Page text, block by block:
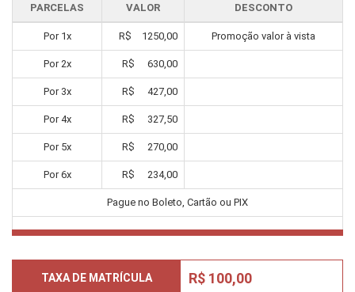
PARCELAS VALOR DESCONTO
Por 1x R$ 1250,00 Promoção valor à vista
Por2x R$ 630,00
Por 3x R$ 427,00
Por4x R$ 327,50
Por 5x R$ 270,00
Por6x R$ 234,00
Pague no Boleto, Cartão ou PIX
TAXA DE MATRÍCULA R$ 100,00